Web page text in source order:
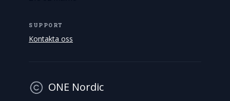
SUPPORT
Kontakta oss
ONE Nordic